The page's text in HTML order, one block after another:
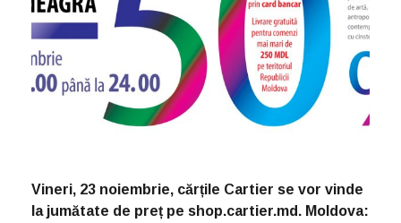
Vineri, 23 noiembrie, cărțile Cartier se vor vinde
la jumătate de preț pe shop.cartier.md. Moldova: